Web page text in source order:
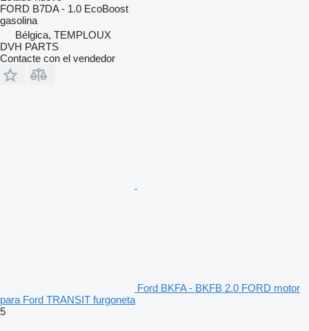
FORD B7DA - 1.0 EcoBoost
gasolina
Bélgica, TEMPLOUX
DVH PARTS
Contacte con el vendedor
Ford BKFA - BKFB 2.0 FORD motor
para Ford TRANSIT furgoneta
5